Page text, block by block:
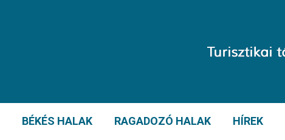
BÉKÉS HALAK RAGADOZÓ HALAK HÍREK